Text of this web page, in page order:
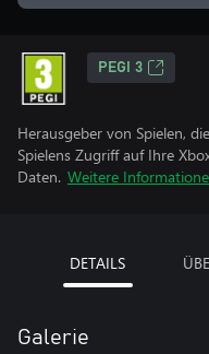
PEGI 3
Herausgeber von Spielen,
Spielens Zugriff auf Ihre
Daten. Weitere
DETAILS
Galerie